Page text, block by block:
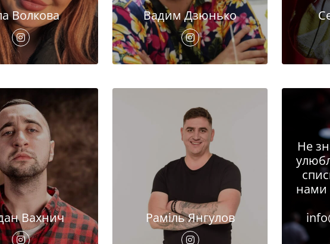
Волкова Вадим Дзюнько
Вахнич Раміль Янгулов
Не
нами